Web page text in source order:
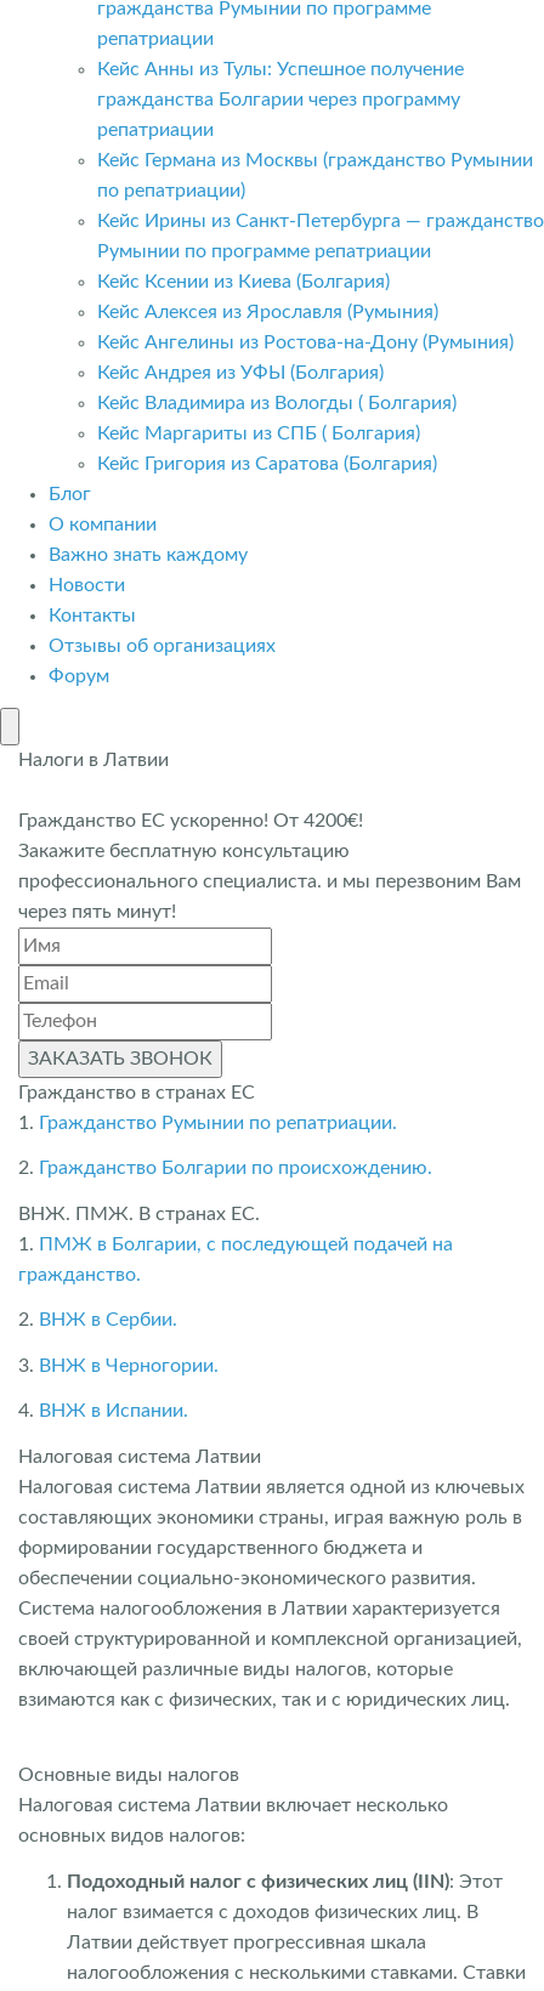
гражданства Румынии по программе
репатриации
Кейс Анны из Тулы: Успешное получение
гражданства Болгарии через программу
репатриации
Кейс Германа из Москвы (гражданство Румынии
по репатриации)
Кейс Ирины из Санкт-Петербурга — гражданство
Румынии по программе репатриации
Кейс Ксении из Киева (Болгария)
Кейс Алексея из Ярославля (Румыния)
Кейс Ангелины из Ростова-на-Дону (Румыния)
Кейс Андрея из УФЫ (Болгария)
Кейс Владимира из Вологды ( Болгария)
Кейс Маргариты из СПБ ( Болгария)
Кейс Григория из Саратова (Болгария)
Блог
О компании
Важно знать каждому
Новости
Контакты
Отзывы об организациях
Форум
Налоги в Латвии
Гражданство ЕС ускоренно! От 4200€!
Закажите бесплатную консультацию
профессионального специалиста. и мы перезвоним Вам
через пять минут!
ЗАКАЗАТЬ ЗВОНОК
Гражданство в странах ЕС
1. Гражданство Румынии по репатриации.
2. Гражданство Болгарии по происхождению.
ВНЖ. ПМЖ. В странах ЕС.
1. ПМЖ в Болгарии, с последующей подачей на
гражданство.
2. ВНЖ в Сербии.
3. ВНЖ в Черногории.
4. ВНЖ в Испании.
Налоговая система Латвии
Налоговая система Латвии является одной из ключевых
составляющих экономики страны, играя важную роль в
формировании государственного бюджета и
обеспечении социально-экономического развития.
Система налогообложения в Латвии характеризуется
своей структурированной и комплексной организацией,
включающей различные виды налогов, которые
взимаются как с физических, так и с юридических лиц.
Основные виды налогов
Налоговая система Латвии включает несколько
основных видов налогов:
Подоходный налог с физических лиц (IIN): Этот
налог взимается с доходов физических лиц. В
Латвии действует прогрессивная шкала
налогообложения с несколькими ставками. Ставки